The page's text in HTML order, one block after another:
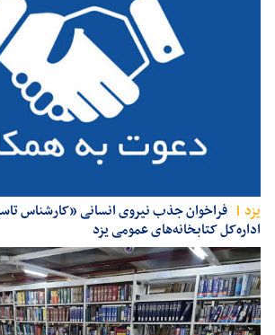
يزد
فراخوان جذب نیروی انسانی «کارشناس
اداره‌کل کتابخانه‌های عمومی یزد